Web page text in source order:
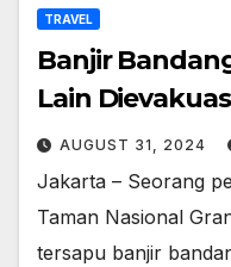
TRAVEL
Banjir
Lain
AUGUST 31, 2024
Jakarta – Seorang
Taman Nasional
tersapu banjir